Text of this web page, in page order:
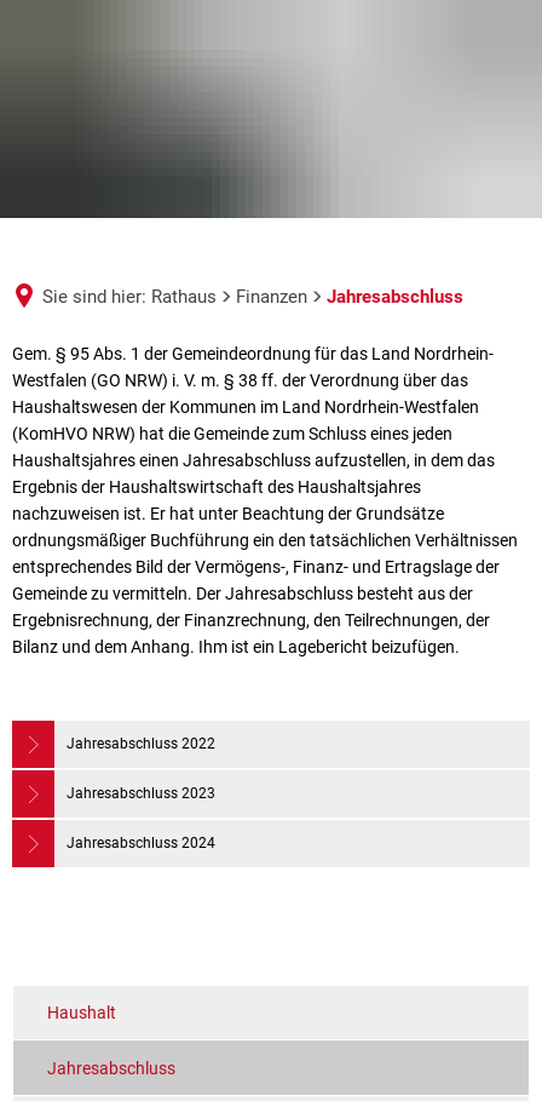
Sie sind hier: Rathaus Finanzen Jahresabschluss
Jahresabschluss
Gem. § 95 Abs. 1 der Gemeindeordnung für das Land Nordrhein-
Westfalen (GO NRW) i. V. m. § 38 ff. der Verordnung über das
Haushaltswesen der Kommunen im Land Nordrhein-Westfalen
(KomHVO NRW) hat die Gemeinde zum Schluss eines jeden
Haushaltsjahres einen Jahresabschluss aufzustellen, in dem das
Ergebnis der Haushaltswirtschaft des Haushaltsjahres
nachzuweisen ist. Er hat unter Beachtung der Grundsätze
ordnungsmäßiger Buchführung ein den tatsächlichen Verhältnissen
entsprechendes Bild der Vermögens-, Finanz- und Ertragslage der
Gemeinde zu vermitteln. Der Jahresabschluss besteht aus der
Ergebnisrechnung, der Finanzrechnung, den Teilrechnungen, der
Bilanz und dem Anhang. Ihm ist ein Lagebericht beizufügen.
Jahresabschluss 2022
Jahresabschluss 2023
Jahresabschluss 2024
Haushalt
Jahresabschluss